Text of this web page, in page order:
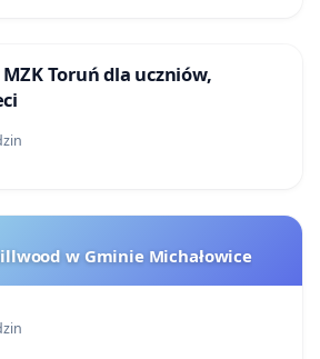
Toruń dla uczniów,
w Gminie Michałowice